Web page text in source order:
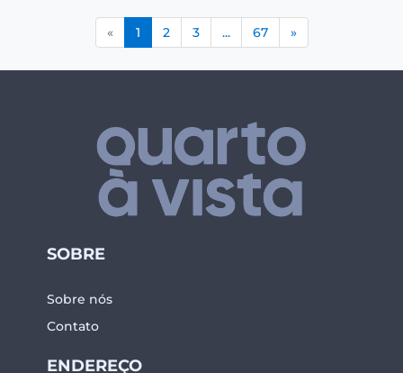
« 1(current)
2 3 ... 67 »
SOBRE
Sobre nós
Contato
ENDEREÇO